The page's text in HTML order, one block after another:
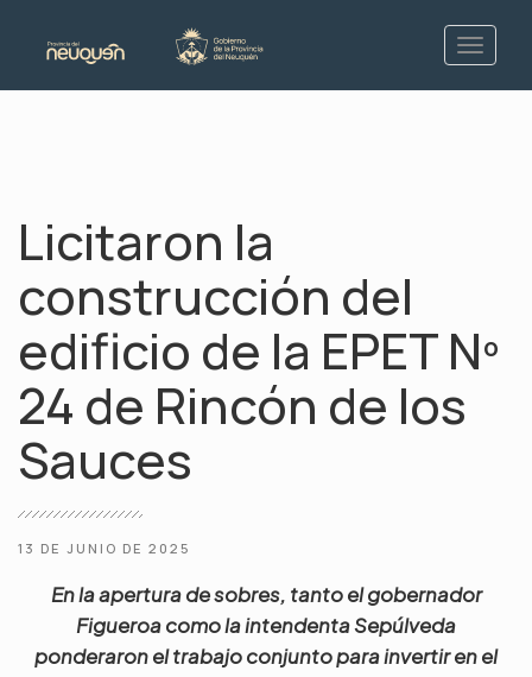
Licitaron la
construcción del
edificio de la EPET Nº
24 de Rincón de los
Sauces
13 DE JUNIO DE 2025
En la apertura de sobres, tanto el gobernador
Figueroa como la intendenta Sepúlveda
ponderaron el trabajo conjunto para invertir en el